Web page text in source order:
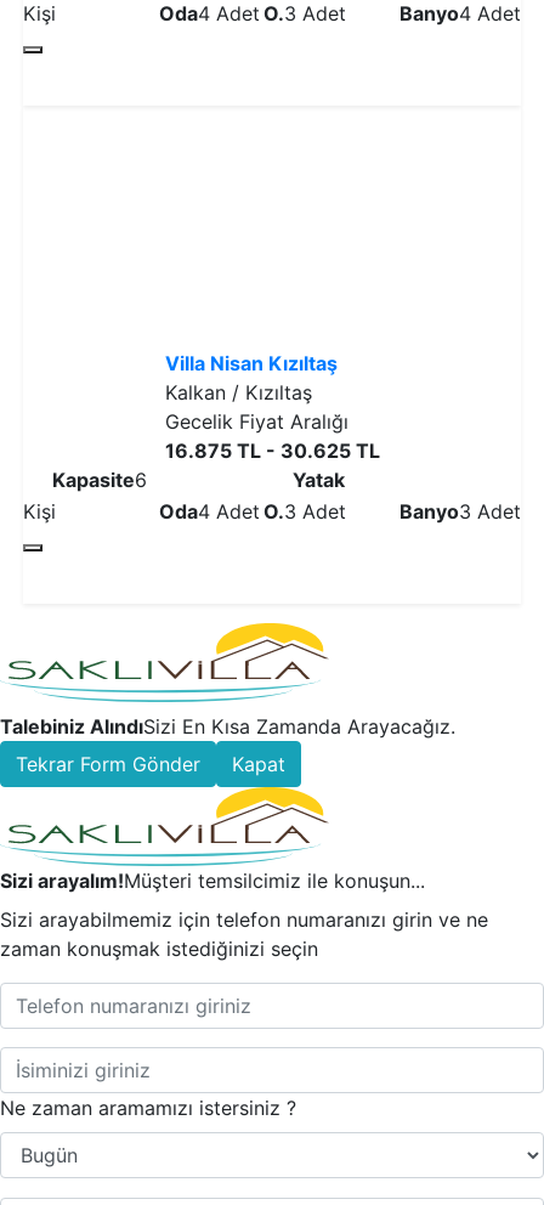
Kişi
Oda4 Adet O.3 Adet Banyo4 Adet
Villa Nisan Kızıltaş
Kalkan / Kızıltaş
Gecelik Fiyat Aralığı
16.875 TL - 30.625 TL
Kapasite6
Kişi
Oda4 Adet
Yatak
O.3 Adet Banyo3 Adet
Talebiniz AlındıSizi En Kısa Zamanda Arayacağız.
Tekrar Form Gönder
Kapat
Sizi arayalım!Müşteri temsilcimiz ile konuşun...
Sizi arayabilmemiz için telefon numaranızı girin ve ne
zaman konuşmak istediğinizi seçin
Ne zaman aramamızı istersiniz ?